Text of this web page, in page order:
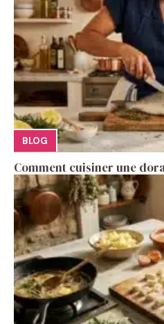
BLOG
Comment cuisiner une